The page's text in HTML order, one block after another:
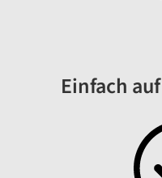
Einfach